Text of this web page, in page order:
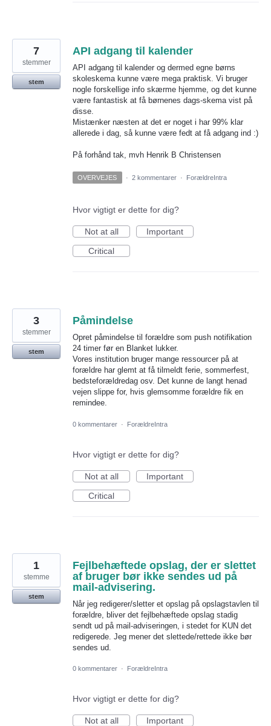
API adgang til kalender
API adgang til kalender og dermed egne børns
skoleskema kunne være mega praktisk. Vi bruger
nogle forskellige info skærme hjemme, og det kunne
være fantastisk at få børnenes dags-skema vist på
disse.
Mistænker næsten at det er noget i har 99% klar
allerede i dag, så kunne være fedt at få adgang ind :)
På forhånd tak, mvh Henrik B Christensen
7
stemmer
stem
OVERVEJES · 2 kommentarer · ForældreIntra
Hvor vigtigt er dette for dig?
Not at all
Important
Critical
Påmindelse
Opret påmindelse til forældre som push notifikation
24 timer før en Blanket lukker.
Vores institution bruger mange ressourcer på at
forældre har glemt at få tilmeldt ferie, sommerfest,
bedsteforældredag osv. Det kunne de langt henad
vejen slippe for, hvis glemsomme forældre fik en
remindee.
3
stemmer
stem
0 kommentarer · ForældreIntra
Hvor vigtigt er dette for dig?
Not at all
Important
Critical
Fejlbehæftede opslag, der er slettet
af bruger bør ikke sendes ud på
mail-advisering.
Når jeg redigerer/sletter et opslag på opslagstavlen til
forældre, bliver det fejlbehæftede opslag stadig
sendt ud på mail-adviseringen, i stedet for KUN det
redigerede. Jeg mener det slettede/rettede ikke bør
sendes ud.
1
stemme
stem
0 kommentarer · ForældreIntra
Hvor vigtigt er dette for dig?
Not at all
Important